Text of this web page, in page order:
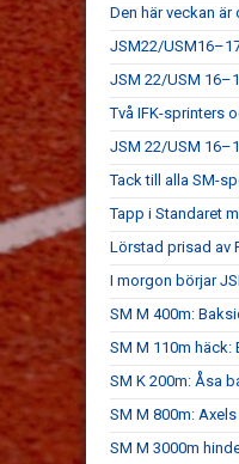
Den här veckan är
JSM22/
JSM 22/USM
Två IFK-sprinters
JSM 22/USM
Tack till alla SM-
Tapp i Standaret
Lörstad prisad av
I morgon börjar
SM M 400m:
SM M 110m häck:
SM K 200m: Åsa
SM M 800m:
SM M 3000m